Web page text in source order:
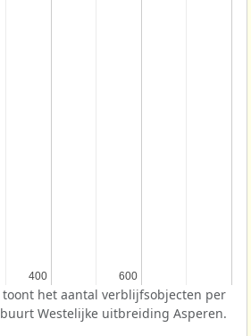
400
400 600
600
toont het aantal verblijfsobjecten per
Westelijke uitbreiding Asperen.